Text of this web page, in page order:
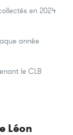
en 2024
année
le CLB
Léon